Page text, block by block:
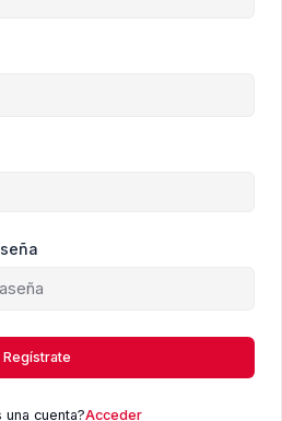
Regístrate
una cuenta?Acceder